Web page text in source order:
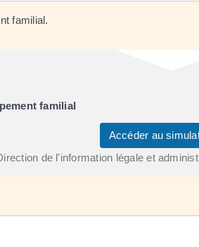
familial.
familial
Accéder au
de l'information légale et